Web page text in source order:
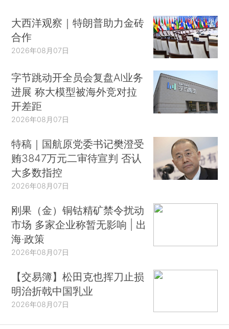
大西洋观察｜特朗普助力金砖
合作
2026年08月07日
字节跳动开全员会复盘AI业务
进展 称大模型被海外竞对拉
开差距
2026年08月07日
特稿｜国航原党委书记樊澄受
贿3847万元二审待宣判 否认
大多数指控
2026年08月07日
刚果（金）铜钴精矿禁令扰动
市场 多家企业称暂无影响 | 出
海·政策
2026年08月07日
【交易簿】松田克也挥刀止损
明治折戟中国乳业
2026年08月07日